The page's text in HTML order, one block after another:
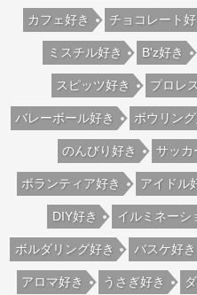
カフェ好き チョコレート好
ミスチル好き B'z好き
スピッツ好き プロレ
バレーボール好き ボウリング
のんびり好き サッカ
ボランティア好き アイドル
DIY好き イルミネーシ
ボルダリング好き バスケ好き
アロマ好き うさぎ好き